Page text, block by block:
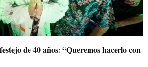
de 40 años: “Queremos hacerlo con